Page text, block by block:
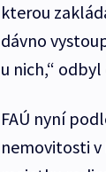
kterou
dávno
u nich,“
FAÚ nyní
nemovitosti